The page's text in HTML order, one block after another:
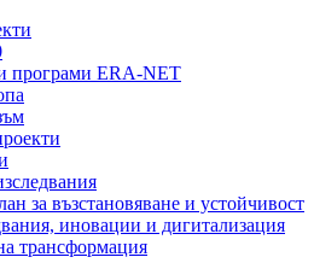
програми ERA-NET
за възстановяване и устойчивост
иновации и дигитализация
трансформация